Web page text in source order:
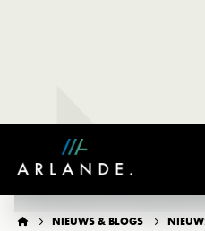
  NIEUWS & BLOGS 